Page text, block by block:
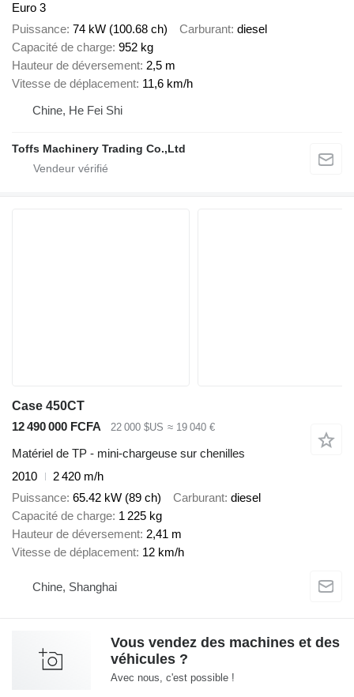
Euro 3
Puissance 74 kW (100.68 ch) Carburant diesel
Capacité de charge 952 kg
Hauteur de déversement 2,5 m
Vitesse de déplacement 11,6 km/h
Chine, He Fei Shi
Toffs Machinery Trading Co.,Ltd
Case 450CT
12 490 000 FCFA
22 000 $US ≈ 19 040 €
Matériel de TP - mini-chargeuse sur chenilles
2010
2 420 m/h
Puissance 65.42 kW (89 ch) Carburant diesel
Capacité de charge 1 225 kg
Hauteur de déversement 2,41 m
Vitesse de déplacement 12 km/h
Chine, Shanghai
Vous vendez des machines et des
véhicules ?
Avec nous, c'est possible !